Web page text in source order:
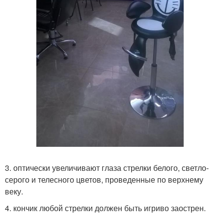
3. оптически увеличивают глаза стрелки белого, светло-
серого и телесного цветов, проведенные по верхнему
веку.
4. кончик любой стрелки должен быть игриво заострен.